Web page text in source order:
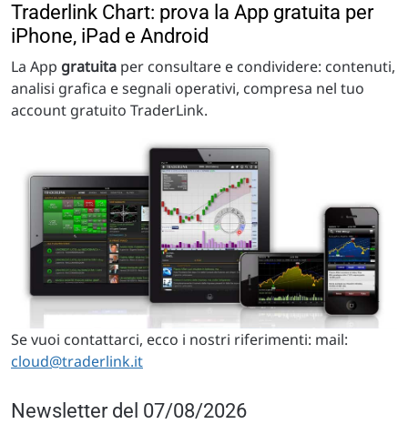
Traderlink Chart: prova la App gratuita per
iPhone, iPad e Android
La App gratuita per consultare e condividere: contenuti,
analisi grafica e segnali operativi, compresa nel tuo
account gratuito TraderLink.
Se vuoi contattarci, ecco i nostri riferimenti: mail:
cloud@traderlink.it
Newsletter del 07/08/2026